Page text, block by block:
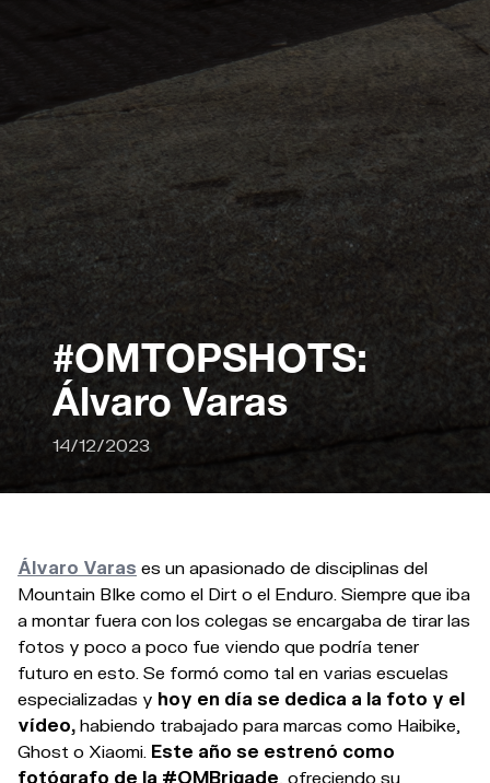
#OMTOPSHOTS:
Álvaro Varas
14/12/2023
Álvaro Varas es un apasionado de disciplinas del
Mountain BIke como el Dirt o el Enduro. Siempre que iba
a montar fuera con los colegas se encargaba de tirar las
fotos y poco a poco fue viendo que podría tener
futuro en esto. Se formó como tal en varias escuelas
especializadas y hoy en día se dedica a la foto y el
vídeo, habiendo trabajado para marcas como Haibike,
Ghost o Xiaomi. Este año se estrenó como
fotógrafo de la #OMBrigade , ofreciendo su